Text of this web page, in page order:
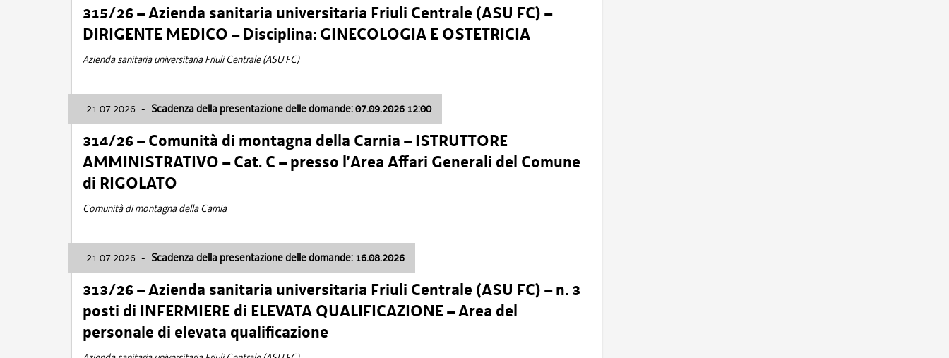
315/26 – Azienda sanitaria universitaria Friuli Centrale (ASU FC) –
DIRIGENTE MEDICO – Disciplina: GINECOLOGIA E OSTETRICIA
Azienda sanitaria universitaria Friuli Centrale (ASU FC)
21.07.2026 - Scadenza della presentazione delle domande: 07.09.2026 12:00
314/26 – Comunità di montagna della Carnia – ISTRUTTORE
AMMINISTRATIVO – Cat. C – presso l’Area Affari Generali del Comune
di RIGOLATO
Comunità di montagna della Carnia
21.07.2026 - Scadenza della presentazione delle domande: 16.08.2026
313/26 – Azienda sanitaria universitaria Friuli Centrale (ASU FC) – n. 3
posti di INFERMIERE di ELEVATA QUALIFICAZIONE – Area del
personale di elevata qualificazione